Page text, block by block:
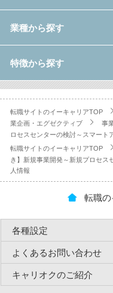
業種から探す
特徴から探す
転職サイトのイーキャリアTOP
業企画・エグゼクティブ
事
ロセスセンターの検討～スマート
転職サイトのイーキャリアTOP
き】新規事業開発～新規プロセス
人情報
転職
各種設定
よくあるお問い合わせ
キャリオクのご紹介